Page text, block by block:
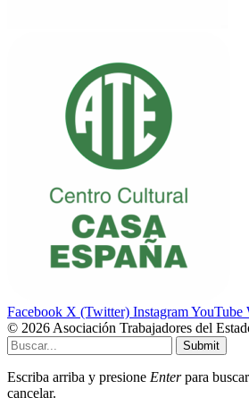
Facebook X (Twitter) InstagramYouTube
© 2026 Asociación Trabajadores del
Submit
Escriba arriba y presione Enterpara
cancelar.